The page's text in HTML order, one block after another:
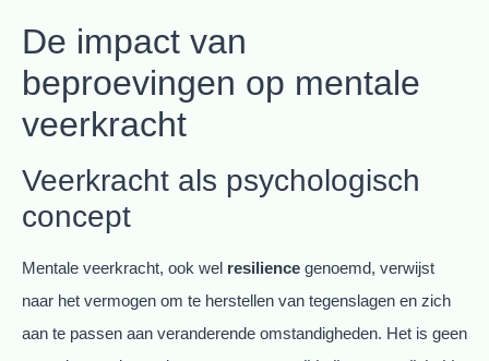
De impact van
beproevingen op mentale
veerkracht
Veerkracht als psychologisch
concept
Mentale veerkracht, ook wel resilience genoemd, verwijst
naar het vermogen om te herstellen van tegenslagen en zich
aan te passen aan veranderende omstandigheden. Het is geen